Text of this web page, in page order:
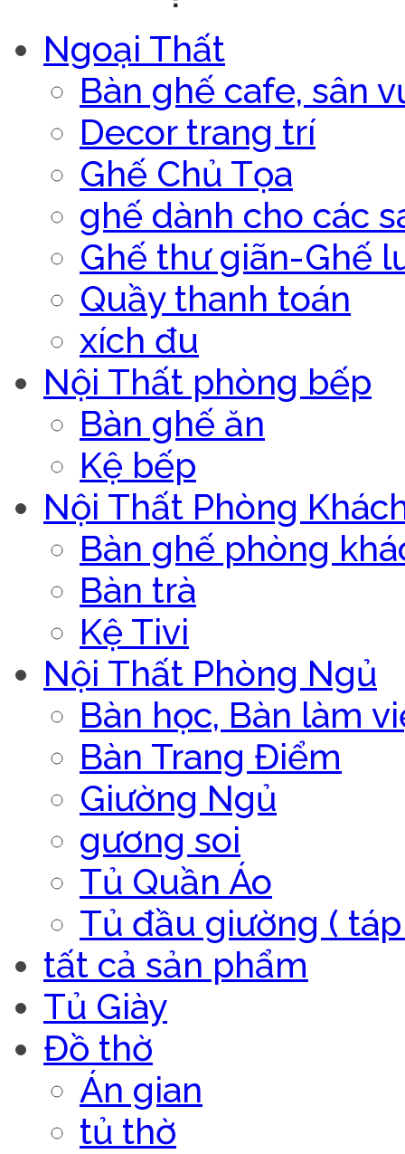
Ngoại Thất
Bàn ghế cafe, sân
Decor trang trí
Ghế Chủ Tọa
ghế dành cho các
Ghế thư giãn-Ghế
Quầy thanh toán
xích đu
Nội Thất phòng bếp
Bàn ghế ăn
Kệ bếp
Nội Thất Phòng
Bàn ghế phòng
Bàn trà
Kệ Tivi
Nội Thất Phòng Ngủ
Bàn học, Bàn làm
Bàn Trang Điểm
Giường Ngủ
gương soi
Tủ Quần Áo
Tủ đầu giường (
tất cả sản phẩm
Tủ Giày
Đồ thờ
Án gian
tủ thờ